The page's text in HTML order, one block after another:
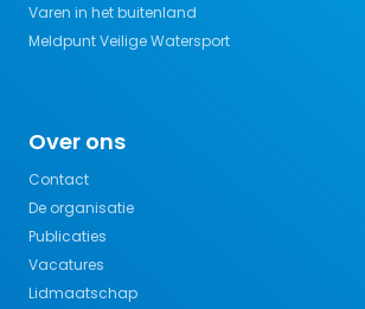
Varen in het buitenland
Meldpunt Veilige Watersport
Over ons
Contact
De organisatie
Publicaties
Vacatures
Lidmaatschap